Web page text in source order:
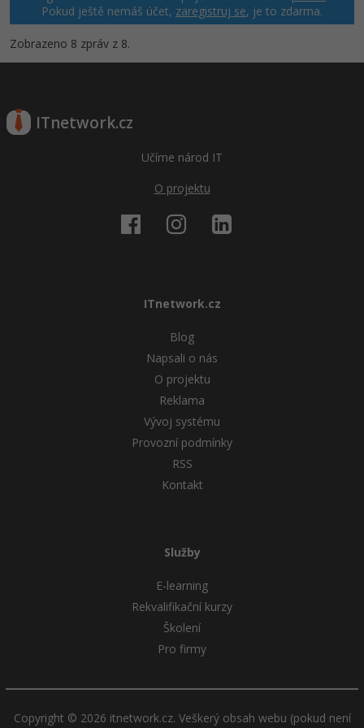
Pokud ještě nemáš účet, zaregistruj se, je to zdarma.
Zobrazeno 8 zpráv z 8.
ITnetwork.cz
Učíme národ IT
O projektu
ITnetwork.cz
Blog
Napsali o nás
O projektu
Reklama
Vývoj systému
Provozní podmínky
RSS
Kontakt
Služby
E-learning
Rekvalifikační kurzy
Školení
Pro firmy
Copyright © 2026 itnetwork.cz. Veškerý obsah webu (pokud není